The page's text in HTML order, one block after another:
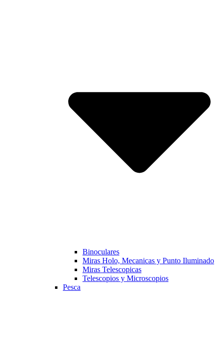
Binoculares
Miras Holo, Mecanicas y Punto Iluminado
Miras Telescopicas
Telescopios y Microscopios
Pesca